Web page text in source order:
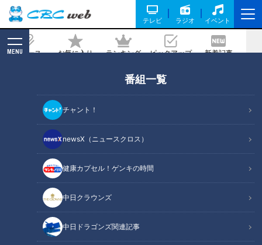
テレビ ラジオ イベント
ニュース お気に入り ランキング ピックアップ 新着記事
MENU
番組一覧
チャント！
newsX（ニュースクロス）
健康カプセル！ゲンキの時間
中日クラウンズ
中日ドラゴンズ関連記事
2022/02/13 07:30